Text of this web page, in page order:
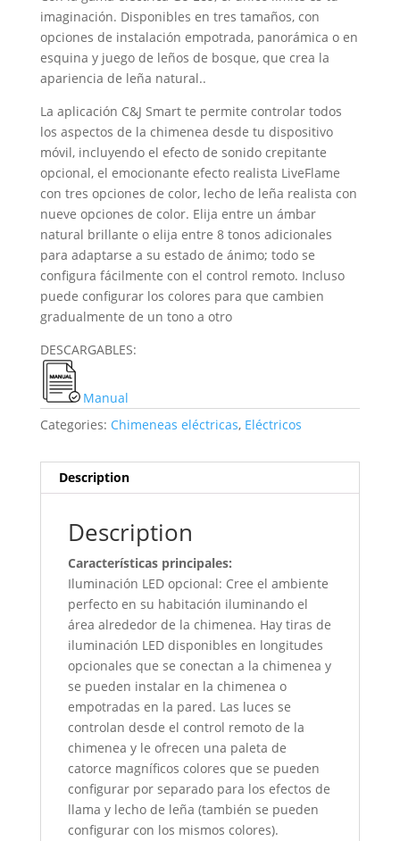
imaginación. Disponibles en tres tamaños, con
opciones de instalación empotrada, panorámica o en
esquina y juego de leños de bosque, que crea la
apariencia de leña natural..
La aplicación C&J Smart te permite controlar todos
los aspectos de la chimenea desde tu dispositivo
móvil, incluyendo el efecto de sonido crepitante
opcional, el emocionante efecto realista LiveFlame
con tres opciones de color, lecho de leña realista con
nueve opciones de color. Elija entre un ámbar
natural brillante o elija entre 8 tonos adicionales
para adaptarse a su estado de ánimo; todo se
configura fácilmente con el control remoto. Incluso
puede configurar los colores para que cambien
gradualmente de un tono a otro
DESCARGABLES:
Manual
Categories: Chimeneas eléctricas, Eléctricos
Description
Description
Características principales:
Iluminación LED opcional: Cree el ambiente
perfecto en su habitación iluminando el
área alrededor de la chimenea. Hay tiras de
iluminación LED disponibles en longitudes
opcionales que se conectan a la chimenea y
se pueden instalar en la chimenea o
empotradas en la pared. Las luces se
controlan desde el control remoto de la
chimenea y le ofrecen una paleta de
catorce magníficos colores que se pueden
configurar por separado para los efectos de
llama y lecho de leña (también se pueden
configurar con los mismos colores).